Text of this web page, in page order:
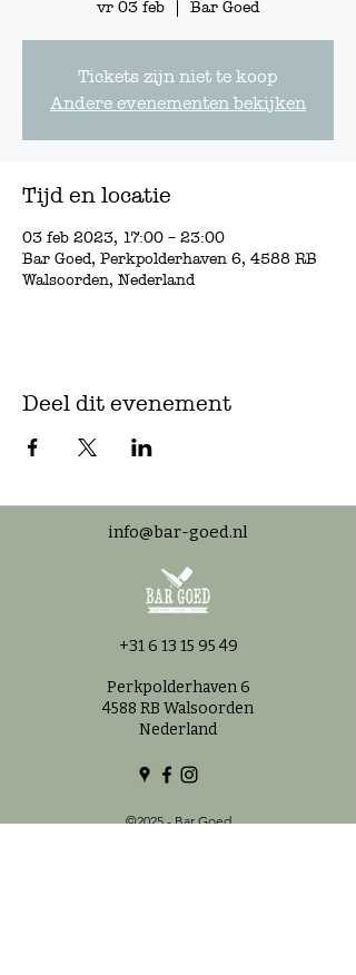
vr 03 feb Bar Goed
Tickets zijn niet te koop
Andere evenementen bekijken
Tijd en locatie
03 feb 2023, 17:00 – 23:00
Bar Goed, Perkpolderhaven 6, 4588 RB
Walsoorden, Nederland
Deel dit evenement
info@bar-goed.nl
+31 6 13 15 95 49
Perkpolderhaven 6
4588 RB Walsoorden
Nederland
©2025 - Bar Goed